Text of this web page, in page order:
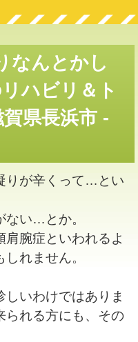
なんとかし
ハビリ＆ト
県長浜市 -
りが辛くって…とい
ない…とか。
腕症といわれるよ
れません。
いわけではありま
られる方にも、その